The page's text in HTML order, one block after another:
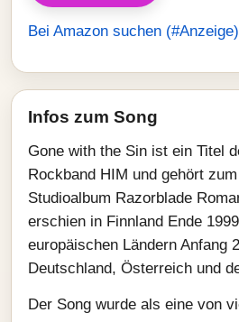
Bei Amazon suchen (#Anzeige)
Infos zum Song
Gone with the Sin ist ein Titel
Rockband HIM und gehört
Studioalbum Razorblade
erschien in Finnland Ende
europäischen Ländern Anfang
Deutschland, Österreich und
Der Song wurde als eine von